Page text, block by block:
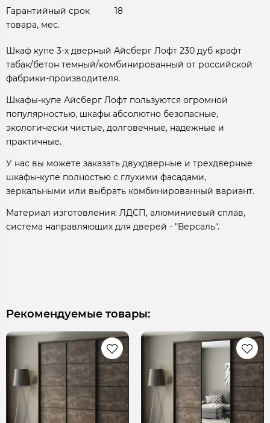
Гарантийный срок
товара, мес.
18
Шкаф купе 3-х дверный Айсберг Лофт 230 дуб крафт
табак/бетон темный/комбинированный от российской
фабрики-производителя.
Шкафы-купе Айсберг Лофт пользуются огромной
популярностью, шкафы абсолютно безопасные,
экологически чистые, долговечные, надежные и
практичные.
У нас вы можете заказать двухдверные и трехдверные
шкафы-купе полностью с глухими фасадами,
зеркальными или выбрать комбинированный вариант.
Материал изготовления: ЛДСП, алюминиевый сплав,
система направляющих для дверей - "Версаль".
Рекомендуемые товары: